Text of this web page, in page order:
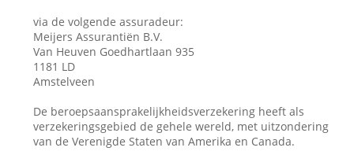
via de volgende assuradeur:
Meijers Assurantiën B.V.
Van Heuven Goedhartlaan 935
1181 LD
Amstelveen
De beroepsaansprakelijkheidsverzekering heeft als
verzekeringsgebied de gehele wereld, met uitzondering
van de Verenigde Staten van Amerika en Canada.